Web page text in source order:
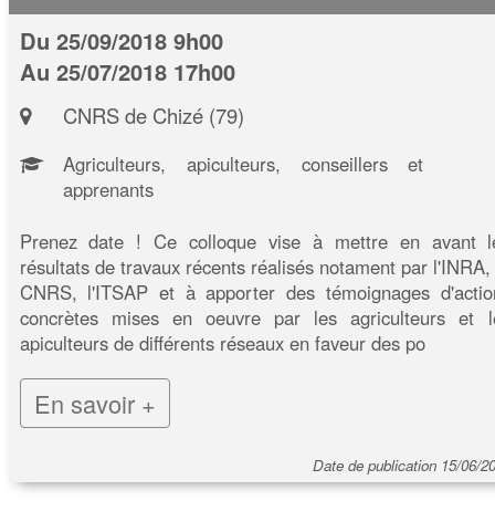
Du 25/09/2018 9h00
Au 25/07/2018 17h00
CNRS de Chizé (79)
Agriculteurs, apiculteurs, conseillers et
apprenants
Prenez date ! Ce colloque vise à mettre en avant
résultats de travaux récents réalisés notament par
CNRS, l'ITSAP et à apporter des témoignages
concrètes mises en oeuvre par les agriculteurs et
apiculteurs de différents réseaux en faveur des po
En savoir +
Date de publication 15/06/